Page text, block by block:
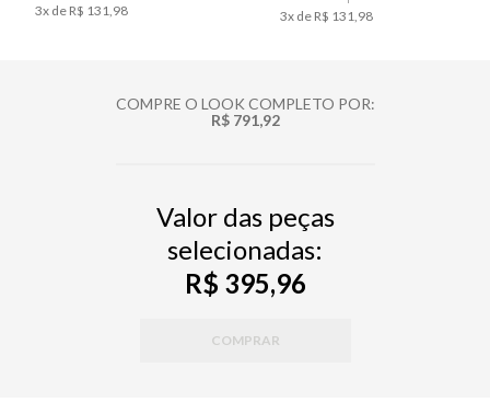
3x de R$ 131,98
3x de R$ 131,98
COMPRE O LOOK COMPLETO POR:
R$ 791,92
Valor das peças
selecionadas:
R$ 395,96
COMPRAR